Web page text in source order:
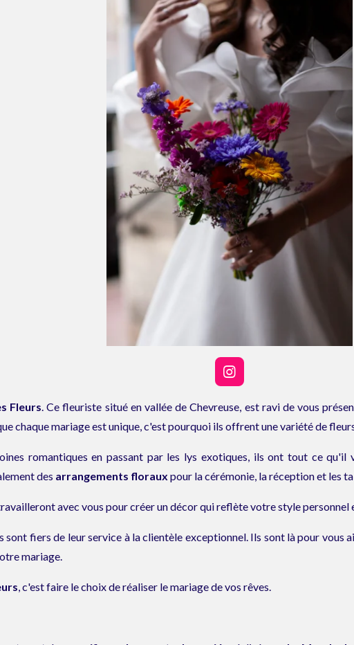
I
n
s
a
r
m
Fleurs. Ce fleuriste situé en vallée de Chevreuse, est ravi de vous
chaque mariage est unique, c'est pourquoi ils offrent une variété de
romantiques en passant par les lys exotiques, ils ont tout ce qu'il
des arrangements floraux pour la cérémonie, la réception et les
avec vous pour créer un décor qui reflète votre style personnel
sont fiers de leur service à la clientèle exceptionnel. Ils sont là pour vous
mariage.
, c'est faire le choix de réaliser le mariage de vos rêves.